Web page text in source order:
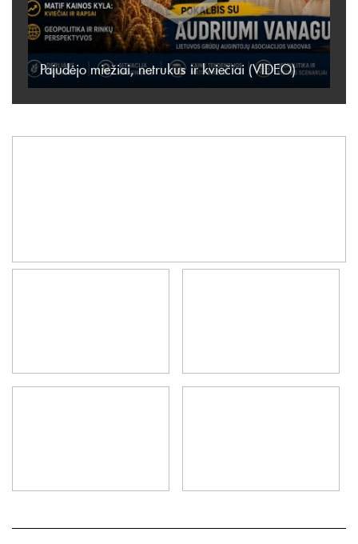
Pajudėjo miežiai, netrukus ir kviečiai (VIDEO)